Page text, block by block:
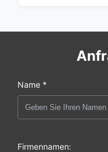
Name *
Firmennamen: